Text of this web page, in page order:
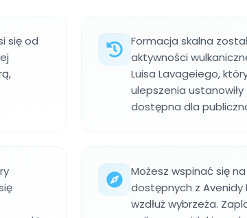
się od
Formacja skalna
aktywności
Luisa Lavageiego,
ulepszenia
dostępna dla
Możesz wspinać się
dostępnych z Avenidy
wzdłuż wybrzeża.